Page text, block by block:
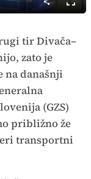
način
tir Divača–
zato je
na današnji
(GZS)
približno že
transportni